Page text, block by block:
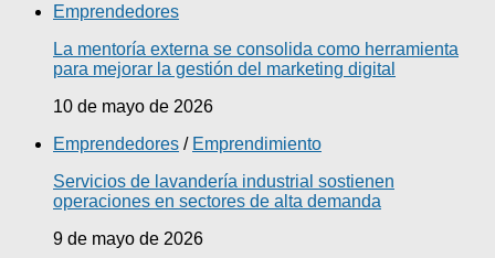
Emprendedores
La mentoría externa se consolida como herramienta
para mejorar la gestión del marketing digital
10 de mayo de 2026
Emprendedores / Emprendimiento
Servicios de lavandería industrial sostienen
operaciones en sectores de alta demanda
9 de mayo de 2026